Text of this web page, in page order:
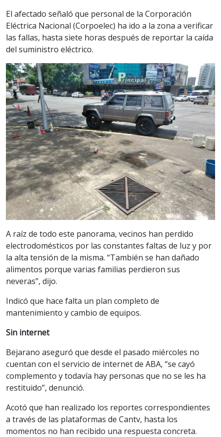
El afectado señaló que personal de la Corporación
Eléctrica Nacional (Corpoelec) ha ido a la zona a verificar
las fallas, hasta siete horas después de reportar la caída
del suministro eléctrico.
A raíz de todo este panorama, vecinos han perdido
electrodomésticos por las constantes faltas de luz y por
la alta tensión de la misma. “También se han dañado
alimentos porque varias familias perdieron sus
neveras”, dijo.
Indicó que hace falta un plan completo de
mantenimiento y cambio de equipos.
Sin internet
Bejarano aseguró que desde el pasado miércoles no
cuentan con el servicio de internet de ABA, “se cayó
complemento y todavía hay personas que no se les ha
restituido”, denunció.
Acotó que han realizado los reportes correspondientes
a través de las plataformas de Cantv, hasta los
momentos no han recibido una respuesta concreta.